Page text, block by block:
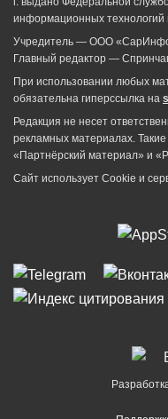
информационных технологий
Учредитель — ООО
Главный редактор —
При использовании любых
обязательна гиперссылка на
Редакция не несет
рекламных материалах.
«Партнёрский материал» и
Сайт использует Cookie и